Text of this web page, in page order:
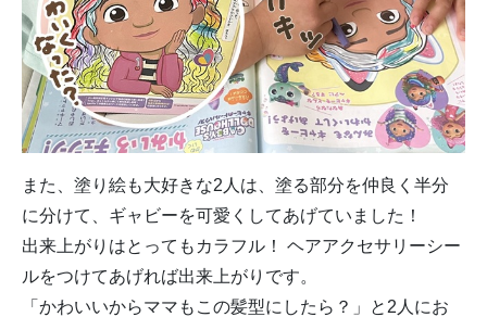
また、塗り絵も大好きな2人は、塗る部分を仲良く半分
に分けて、ギャビーを可愛くしてあげていま した！
出来上がりはとってもカラフル！ ヘアアクセサリーシー
ルをつけてあげれば出来上がりです。
「 かわいいからママもこの髪型にしたら？」
と2人にお